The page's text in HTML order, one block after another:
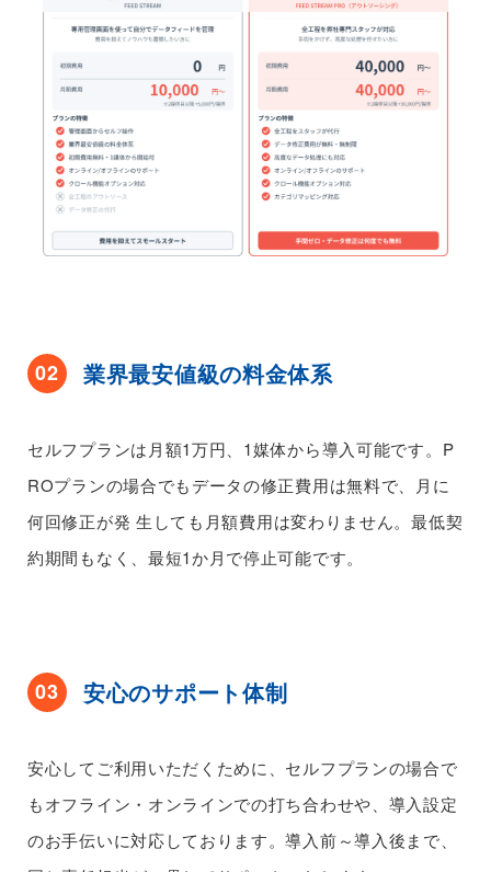
02 業界最安値級の料金体系
セルフプランは月額1万円、1媒体から導入可能です。P
ROプランの場合でもデータの修正費用は無料で、月に
何回修正が発 生しても月額費用は変わりません。最低契
約期間もなく、最短1か月で停止可能です。
03 安心のサポート体制
安心してご利用いただくために、セルフプランの場合で
もオフライン・オンラインでの打ち合わせや、導入設定
のお手伝いに対応しております。導入前～導入後まで、